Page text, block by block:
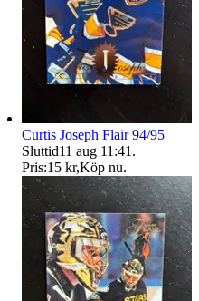
Curtis Joseph Flair 94/95
Sluttid11 aug 11:41 .
Pris:15 kr,Köp nu.